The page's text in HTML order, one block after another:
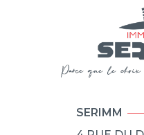
SERIMM